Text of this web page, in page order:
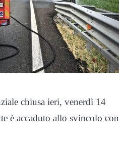
chiusa ieri, venerdì 14
è accaduto allo svincolo con